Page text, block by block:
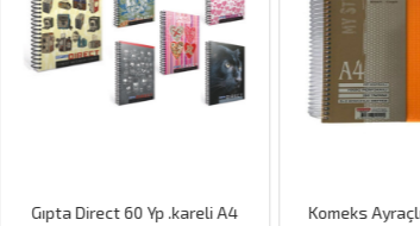
Komeks Ayraçlı Pp Kapak A4
Kılavuz Dik